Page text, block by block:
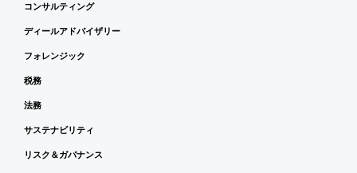
コンサルティング
ディールアドバイザリー
フォレンジック
税務
法務
サステナビリティ
リスク＆ガバナンス